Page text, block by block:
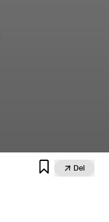
  Del